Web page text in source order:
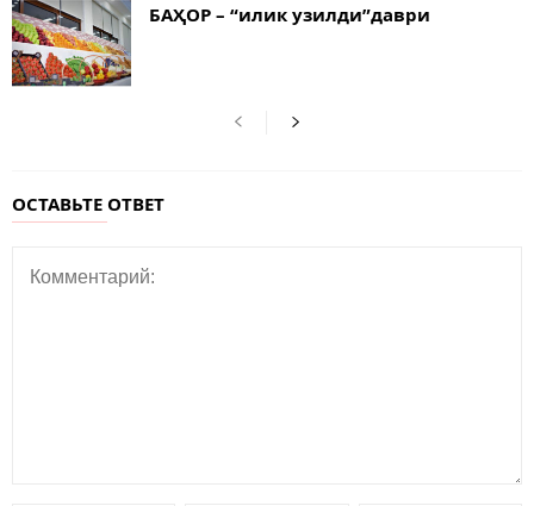
БАҲОР – “илик узилди”даври
ОСТАВЬТЕ ОТВЕТ